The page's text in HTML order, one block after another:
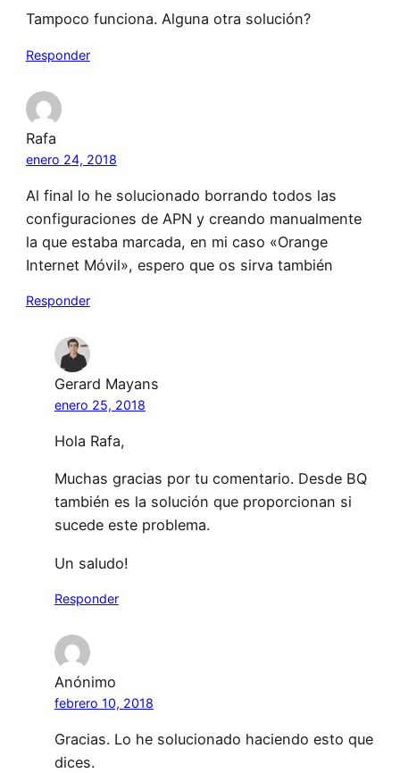
Tampoco funciona. Alguna otra solución?
Responder
Rafa
enero 24, 2018
Al final lo he solucionado borrando todos las
configuraciones de APN y creando manualmente
la que estaba marcada, en mi caso «Orange
Internet Móvil», espero que os sirva también
Responder
Gerard Mayans
enero 25, 2018
Hola Rafa,
Muchas gracias por tu comentario. Desde BQ
también es la solución que proporcionan si
sucede este problema.
Un saludo!
Responder
Anónimo
febrero 10, 2018
Gracias. Lo he solucionado haciendo esto que
dices.